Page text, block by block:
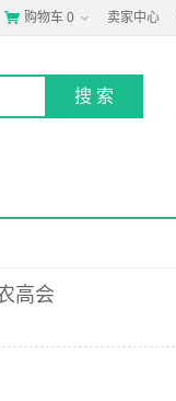
 购物车 0 卖家中心
高会